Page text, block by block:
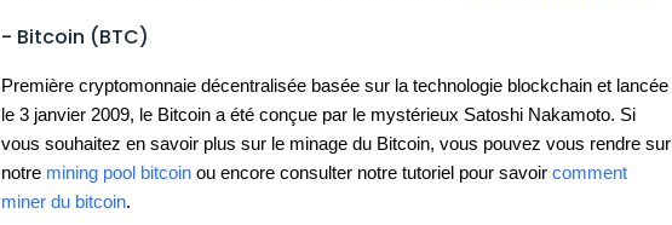
- Bitcoin (BTC)
Première cryptomonnaie décentralisée basée sur la technologie blockchain et lancée
le 3 janvier 2009, le Bitcoin a été conçue par le mystérieux Satoshi Nakamoto. Si
vous souhaitez en savoir plus sur le minage du Bitcoin, vous pouvez vous rendre sur
notre mining pool bitcoin ou encore consulter notre tutoriel pour savoircomment
miner du bitcoin.